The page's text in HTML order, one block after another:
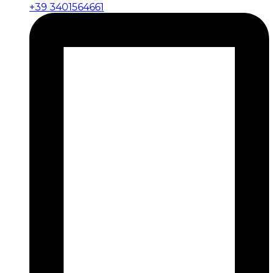
+39 3401564661